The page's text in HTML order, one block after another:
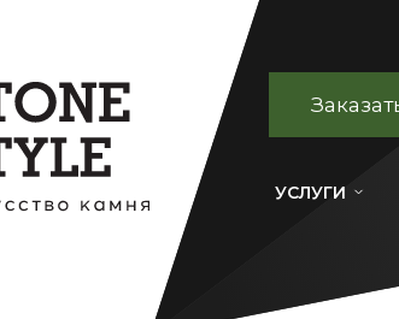
УСЛУГИ